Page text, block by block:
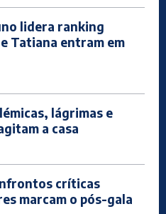
lidera ranking
Tatiana entram em
lágrimas e
a casa
críticas
marcam o pós-gala